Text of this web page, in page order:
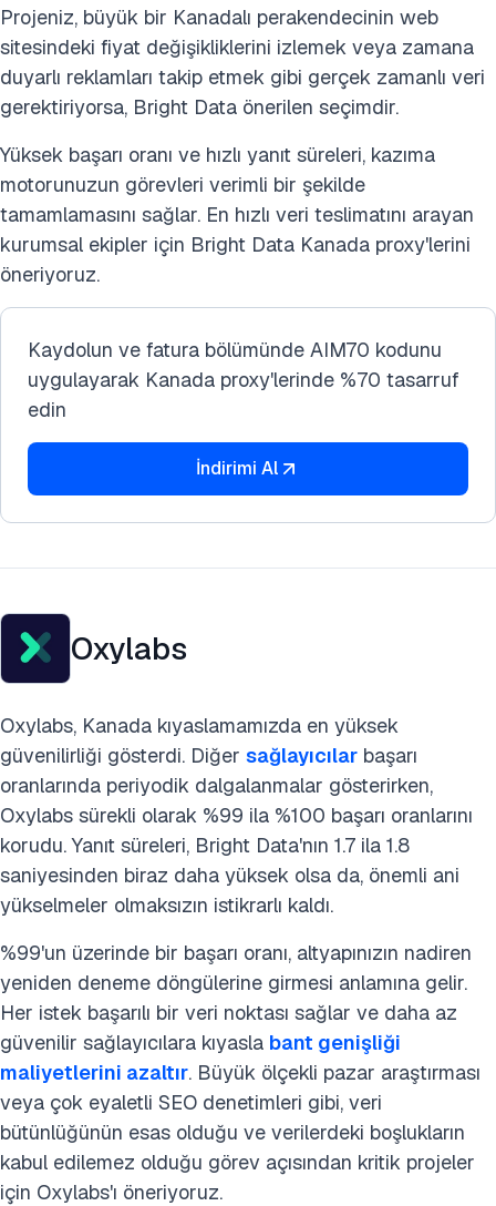
Projeniz, büyük bir Kanadalı perakendecinin web
sitesindeki fiyat değişikliklerini izlemek veya zamana
duyarlı reklamları takip etmek gibi gerçek zamanlı veri
gerektiriyorsa, Bright Data önerilen seçimdir.
Yüksek başarı oranı ve hızlı yanıt süreleri, kazıma
motorunuzun görevleri verimli bir şekilde
tamamlamasını sağlar. En hızlı veri teslimatını arayan
kurumsal ekipler için Bright Data Kanada proxy'lerini
öneriyoruz.
Kaydolun ve fatura bölümünde AIM70 kodunu
uygulayarak Kanada proxy'lerinde %70 tasarruf
edin
İndirimi Al
Oxylabs
Oxylabs, Kanada kıyaslamamızda en yüksek
güvenilirliği gösterdi. Diğer sağlayıcılar başarı
oranlarında periyodik dalgalanmalar gösterirken,
Oxylabs sürekli olarak %99 ila %100 başarı oranlarını
korudu. Yanıt süreleri, Bright Data'nın 1.7 ila 1.8
saniyesinden biraz daha yüksek olsa da, önemli ani
yükselmeler olmaksızın istikrarlı kaldı.
%99'un üzerinde bir başarı oranı, altyapınızın nadiren
yeniden deneme döngülerine girmesi anlamına gelir.
Her istek başarılı bir veri noktası sağlar ve daha az
güvenilir sağlayıcılara kıyasla bant genişliği
maliyetlerini azaltır. Büyük ölçekli pazar araştırması
veya çok eyaletli SEO denetimleri gibi, veri
bütünlüğünün esas olduğu ve verilerdeki boşlukların
kabul edilemez olduğu görev açısından kritik projeler
için Oxylabs'ı öneriyoruz.